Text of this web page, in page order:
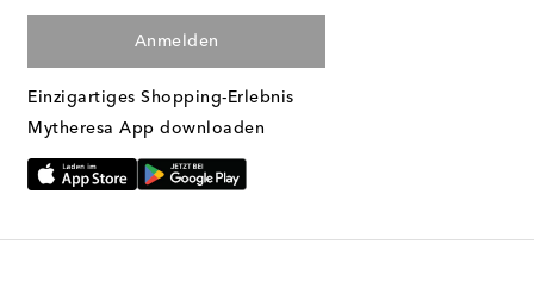
Anmelden
Einzigartiges Shopping-Erlebnis
Mytheresa App downloaden